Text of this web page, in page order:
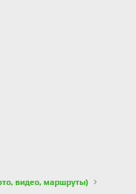
видео, маршруты)